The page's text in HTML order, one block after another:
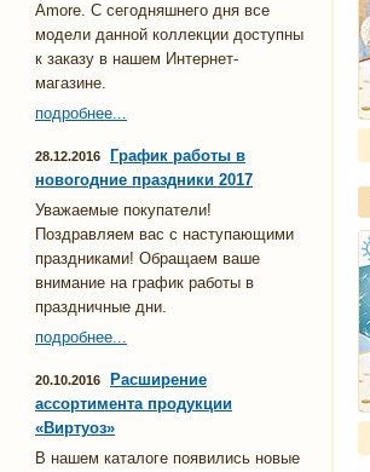
Amore. С сегодняшнего дня все
модели данной коллекции доступны
к заказу в нашем Интернет-
магазине.
подробнее...
28.12.2016
График работы в
новогодние праздники 2017
Уважаемые покупатели!
Поздравляем вас с наступающими
праздниками! Обращаем ваше
внимание на график работы в
праздничные дни.
подробнее...
20.10.2016
Расширение
ассортимента продукции
«Виртуоз»
В нашем каталоге появились новые